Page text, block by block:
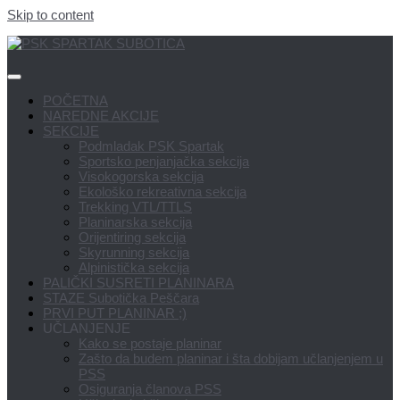
Skip to content
POČETNA
NAREDNE AKCIJE
SEKCIJE
Podmladak PSK Spartak
Sportsko penjanjačka sekcija
Visokogorska sekcija
Ekološko rekreativna sekcija
Trekking VTL/TTLS
Planinarska sekcija
Orijentiring sekcija
Skyrunning sekcija
Alpinistička sekcija
PALIČKI SUSRETI PLANINARA
STAZE Subotička Peščara
PRVI PUT PLANINAR ;)
UČLANJENJE
Kako se postaje planinar
Zašto da budem planinar i šta dobijam učlanjenjem u
PSS
Osiguranja članova PSS